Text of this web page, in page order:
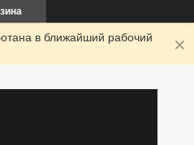
в ближайший рабочий